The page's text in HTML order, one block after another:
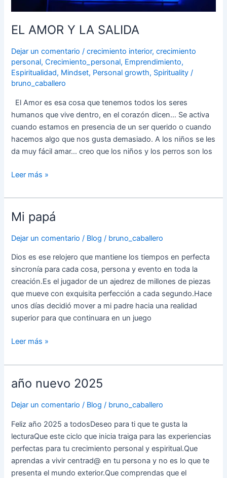
EL AMOR Y LA SALIDA
Dejar un comentario /crecimiento interior,crecimiento
personal,Crecimiento_personal, Emprendimiento,
Espiritualidad, Mindset, Personal growth, Spirituality /
bruno_caballero
El Amor es esa cosa que tenemos todos los seres
humanos que vive dentro, en el corazón dicen… Se activa
cuando estamos en presencia de un ser querido o cuando
hacemos algo que nos gusta demasiado. A los niños se les
da muy fácil amar… creo que los niños y los perros son los
Leer más »
Mi papá
Dejar un comentario / Blog / bruno_caballero
Dios es ese relojero que mantiene los tiempos en perfecta
sincronía para cada cosa, persona y evento en toda la
creación.Es el jugador de un ajedrez de millones de piezas
que mueve con exquisita perfección a cada segundo.Hace
unos días decidió mover a mi padre hacia una realidad
superior para que continuara en un juego
Mi
Leer más »
año nuevo 2025
Dejar un comentario / Blog / bruno_caballero
Feliz año 2025 a todosDeseo para ti que te gusta la
lecturaQue este ciclo que inicia traiga para las experiencias
perfectas para tu crecimiento personal y espiritual.Que
aprendas a vivir centrad@ en tu persona y no es lo que te
presenta el mundo exterior.Que comprendas que el
año
2025